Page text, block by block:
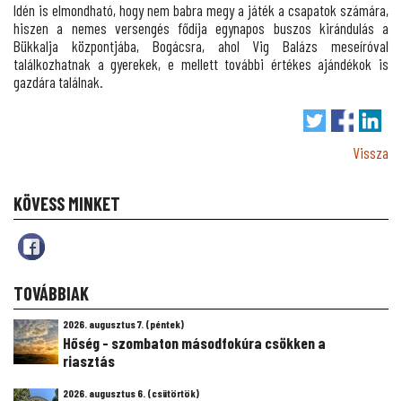
Idén is elmondható, hogy nem babra megy a játék a csapatok számára,
hiszen a nemes versengés fődíja egynapos buszos kirándulás a
Bükkalja központjába, Bogácsra, ahol Vig Balázs meseíróval
találkozhatnak a gyerekek, e mellett további értékes ajándékok is
gazdára találnak.
Vissza
KÖVESS MINKET
TOVÁBBIAK
2026. augusztus 7. (péntek)
Hőség - szombaton másodfokúra csökken a
riasztás
2026. augusztus 6. (csütörtök)